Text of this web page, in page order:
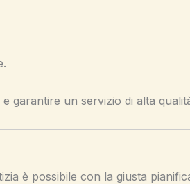
garantire un servizio di alta
è possibile con la giusta